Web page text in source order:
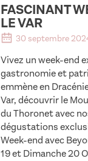
FASCINANT
LE VAR
30 septembre
Vivez un week-end
gastronomie et
emmène en
Var, découvrir le
du Thoronet avec
dégustations
Week-end avec
19 et Dimanche 20